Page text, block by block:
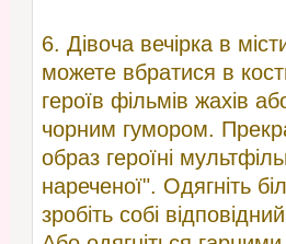
6. Дівоча вечірка в
можете вбратися в
героїв фільмів жахів
чорним гумором.
образ героїні
нареченої". Одягніть
зробіть собі